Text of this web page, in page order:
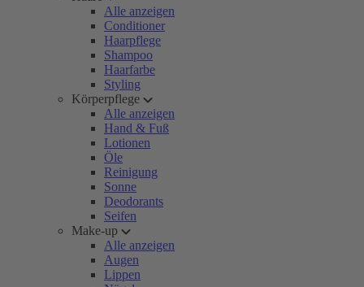
Alle anzeigen
Conditioner
Haarpflege
Shampoo
Haarfarbe
Styling
Körperpflege
Alle anzeigen
Hand & Fuß
Lotionen
Öle
Reinigung
Sonne
Deodorants
Seifen
Make-up
Alle anzeigen
Augen
Lippen